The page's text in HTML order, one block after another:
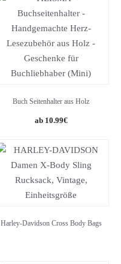
Buch Seitenhalter aus Holz
Original
10.99€Current
Harley-Davidson Cross Body Bags